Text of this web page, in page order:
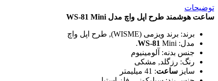
توضیحات
ساعت هوشمند طرح اپل واچ مدل WS-81 Mini
برند: برند ویزمی (WISME), طرح اپل واچ
مدل:
WS-81 Mini.
جنس بدنه: آلومینیوم
رنگ: رزگلد, مشکی
سایز ساعت: 41 میلیمتر